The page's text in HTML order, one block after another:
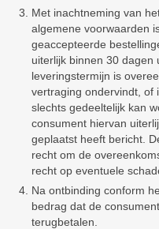
Met inachtneming van
algemene voorwaarden
geaccepteerde
uiterlijk binnen 30 dagen
leveringstermijn is
vertraging ondervindt, of
slechts gedeeltelijk kan
consument hiervan
geplaatst heeft bericht.
recht om de
recht op eventuele
Na ontbinding conform
bedrag dat de
terugbetalen.